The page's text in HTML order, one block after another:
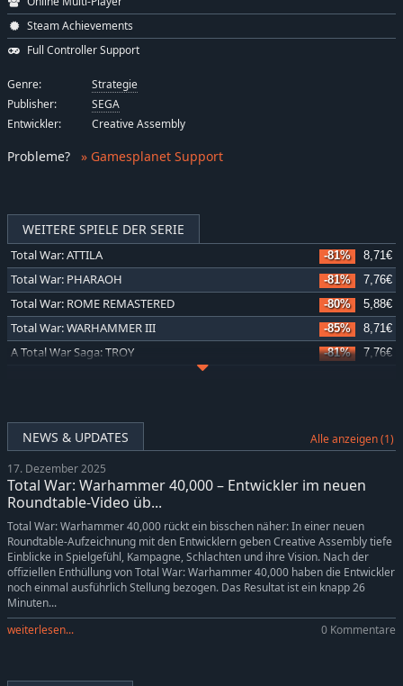
WEITERE SPIELE DER SERIE
Total War: ATTILA -81% 8,71€
Total War: PHARAOH -81% 7,76€
Total War: ROME REMASTERED -80% 5,88€
Total War: WARHAMMER III -85% 8,71€
A Total War Saga: TROY -81% 7,76€
Total War: WARHAMMER II
Total War Saga: FALL OF THE SAMURAI -80% 5,88€
Total War: EMPIRE - Definitive Edition
Total War: Shogun 2
Total War: MEDIEVAL II - Definitive Edition -80% 4,94€
Total War: NAPOLEON - Definitive Edition -80% 4,94€
Total War: ROME II - Emperor Edition -81% 11,53€
Total War: WARHAMMER -76% 14,36€
NEWS & UPDATES Alle anzeigen (1)
17. Dezember 2025
Total War: Warhammer 40,000 – Entwickler im neuen
Roundtable-Video üb...
Total War: Warhammer 40,000 rückt ein bisschen näher: In einer neuen
Roundtable-Aufzeichnung mit den Entwicklern geben Creative Assembly tiefe
Einblicke in Spielgefühl, Kampagne, Schlachten und ihre Vision. Nach der
offiziellen Enthüllung von Total War: Warhammer 40,000 haben die Entwickler
noch einmal ausführlich Stellung bezogen. Das Resultat ist ein knapp 26
Minuten...
weiterlesen...
0 Kommentare
Steam Achievements
Full Controller Support
Genre:
Strategie
Publisher:
SEGA
Entwickler:
Creative Assembly
Probleme? » Gamesplanet Support